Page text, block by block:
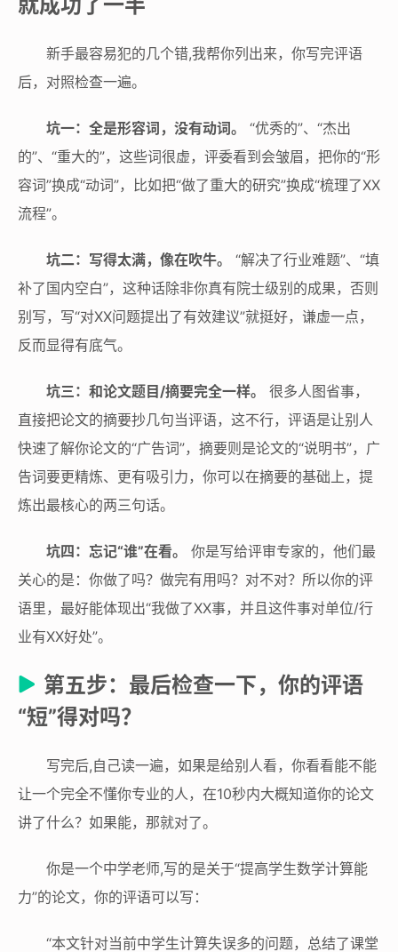
新手最容易犯的几个错,我帮你列出来，你写完评语
后，对照检查一遍。
坑一：全是形容词，没有动词。
“优秀的”、“杰出
的”、“重大的”，这些词很虚，评委看到会皱眉，把你的“形
容词”换成“动词”，比如把“做了重大的研究”换成“梳理了XX
流程”。
坑二：写得太满，像在吹牛。
“解决了行业难题”、“填
补了国内空白”，这种话除非你真有院士级别的成果，否则
别写，写“对XX问题提出了有效建议”就挺好，谦虚一点，
反而显得有底气。
坑三：和论文题目/摘要完全一样。
很多人图省事，
直接把论文的摘要抄几句当评语，这不行，评语是让别人
快速了解你论文的“广告词”，摘要则是论文的“说明书”，广
告词要更精炼、更有吸引力，你可以在摘要的基础上，提
炼出最核心的两三句话。
坑四：忘记“谁”在看。
你是写给评审专家的，他们最
关心的是：你做了吗？做完有用吗？对不对？所以你的评
语里，最好能体现出“我做了XX事，并且这件事对单位/行
业有XX好处”。
第五步：最后检查一下，你的评语
“短”得对吗？
写完后,自己读一遍，如果是给别人看，你看看能不能
让一个完全不懂你专业的人，在10秒内大概知道你的论文
讲了什么？如果能，那就对了。
你是一个中学老师,写的是关于“提高学生数学计算能
力”的论文，你的评语可以写：
“本文针对当前中学生计算失误多的问题，总结了课堂